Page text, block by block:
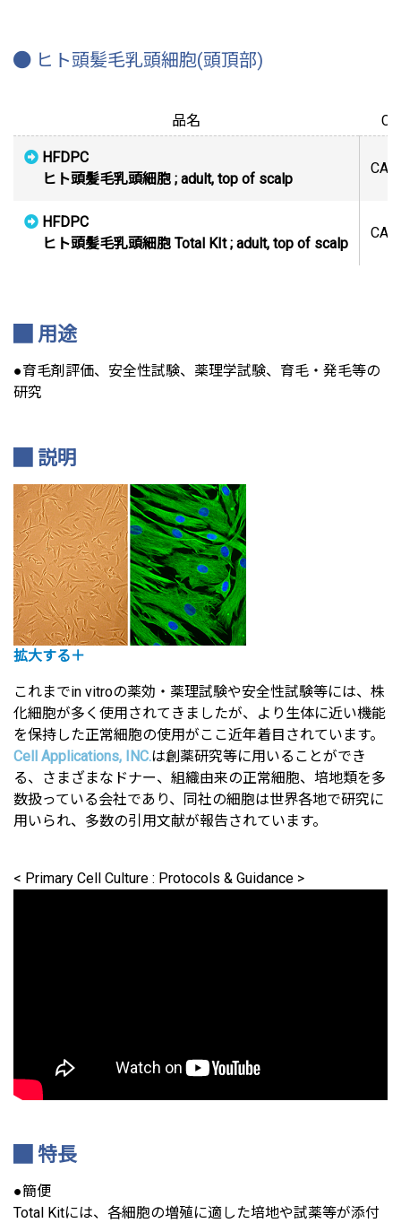
ヒト頭髪毛乳頭細胞(頭頂部)
品名
HFDPC
ヒト頭髪毛乳頭細胞 ; adult, top of scalp
HFDPC
ヒト頭髪毛乳頭細胞 Total KIt ; adult, top of scalp
用途
●育毛剤評価、安全性試験、薬理学試験、育毛・発毛等の
研究
説明
拡大する＋
これまでin vitroの薬効・薬理試験や安全性試験等には、株
化細胞が多く使用されてきましたが、より生体に近い機能
を保持した正常細胞の使用がここ近年着目されています。
Cell Applications, INC.は創薬研究等に用いることができ
る、さまざまなドナー、組織由来の正常細胞、培地類を多
数扱っている会社であり、同社の細胞は世界各地で研究に
用いられ、多数の引用文献が報告されています。
< Primary Cell Culture : Protocols & Guidance >
特長
●簡便
Total Kitには、各細胞の増殖に適した培地や試薬等が添付